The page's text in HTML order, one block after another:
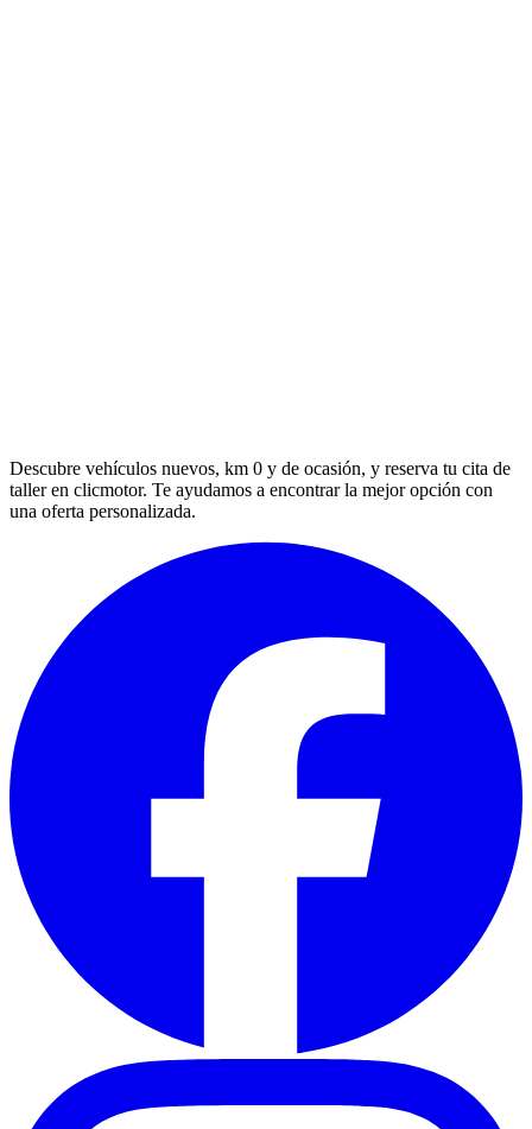
Descubre vehículos nuevos, km 0 y de ocasión, y reserva tu cita de
taller en clicmotor. Te ayudamos a encontrar la mejor opción con
una oferta personalizada.